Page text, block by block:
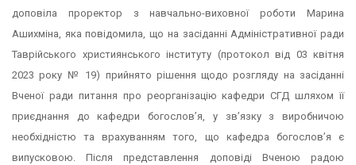
доповіла проректор з навчально-виховної роботи Марина
Ашихміна, яка повідомила, що на засіданні Адміністративної ради
Таврійського християнського інституту (протокол від 03 квітня
2023 року № 19) прийнято рішення щодо розгляду на засіданні
Вченої ради питання про реорганізацію кафедри СГД шляхом її
приєднання до кафедри богослов’я, у зв’язку з виробничою
необхідністю та врахуванням того, що кафедра богослов’я є
випусковою. Після представлення доповіді Вченою радою